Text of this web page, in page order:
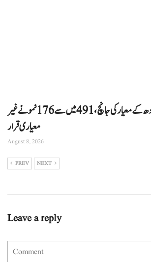
تیل، گھی اور دودھ کے معیار کی جانچ، 491 میں سے 176 نمونے غیر
معیاری قرار
August 8, 2026
PREV NEXT
Leave a reply